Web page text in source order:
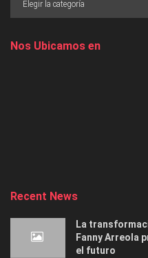
Nos Ubicamos en
Recent News
La
Fanny Arreola
el futuro